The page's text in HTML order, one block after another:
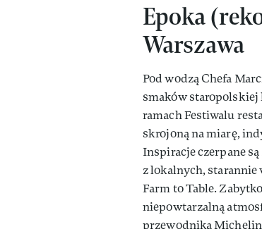
Epoka
Warszawa
Pod wodzą Chefa
smaków
ramach Festiwalu
skrojoną na miarę,
Inspiracje czerpane
z lokalnych,
Farm to Table.
niepowtarzalną
przewodnika